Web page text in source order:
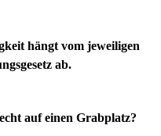
hängt vom jeweiligen
ab.
auf einen Grabplatz?